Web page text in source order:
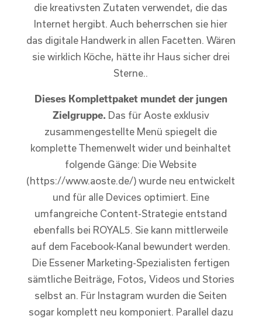
die kreativsten Zutaten verwendet, die das
Internet hergibt. Auch beherrschen sie hier
das digitale Handwerk in allen Facetten. Wären
sie wirklich Köche, hätte ihr Haus sicher drei
Sterne..
Dieses Komplettpaket mundet der jungen
Zielgruppe. Das für Aoste exklusiv
zusammengestellte Menü spiegelt die
komplette Themenwelt wider und beinhaltet
folgende Gänge: Die Website
(https://www.aoste.de/) wurde neu entwickelt
und für alle Devices optimiert. Eine
umfangreiche Content-Strategie entstand
ebenfalls bei ROYAL5. Sie kann mittlerweile
auf dem Facebook-Kanal bewundert werden.
Die Essener Marketing-Spezialisten fertigen
sämtliche Beiträge, Fotos, Videos und Stories
selbst an. Für Instagram wurden die Seiten
sogar komplett neu komponiert. Parallel dazu